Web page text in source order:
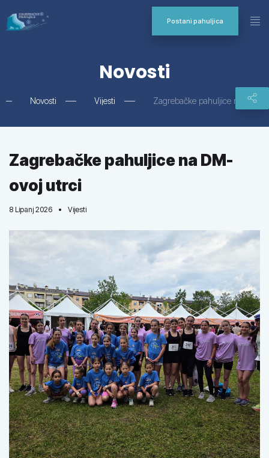
Postani pahuljica
Novosti
Novosti Vijesti Zagrebačke pahuljice na DM-
Zagrebačke pahuljice na DM-
ovoj utrci
8 Lipanj 2026 Vijesti